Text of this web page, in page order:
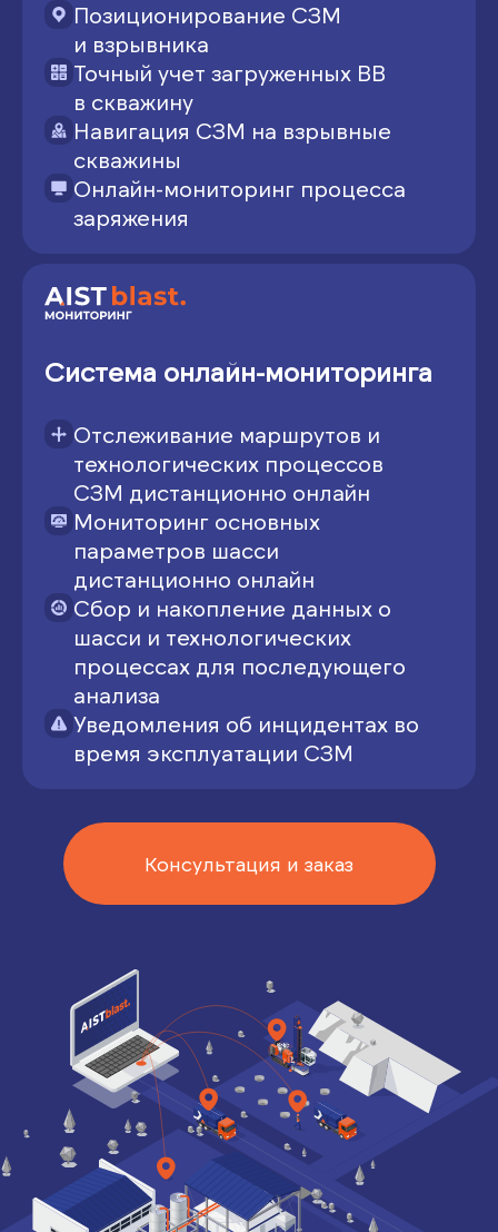
Позиционирование СЗМ
и взрывника
Точный учет загруженных ВВ
в скважину
Навигация СЗМ на взрывные
скважины
Онлайн-мониторинг процесса
заряжения
Система онлайн-мониторинга
Отслеживание маршрутов и
технологических процессов
СЗМ дистанционно онлайн
Мониторинг основных
параметров шасси
дистанционно онлайн
Сбор и накопление данных о
шасси и технологических
процессах для последующего
анализа
Уведомления об инцидентах во
время эксплуатации СЗМ
Консультация и заказ